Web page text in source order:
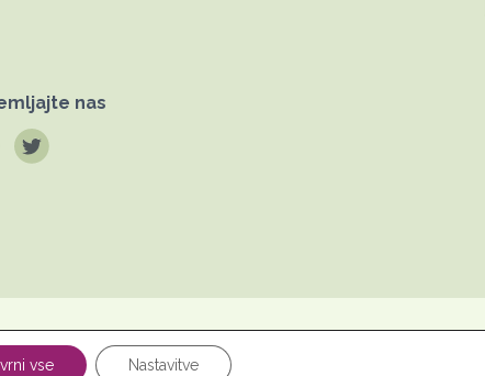
nas
obvestilo
vse Nastavitve